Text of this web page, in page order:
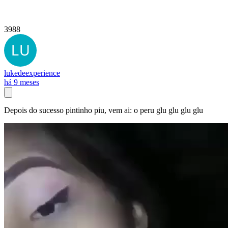
3988
lukedeexperience
há 9 meses
Depois do sucesso pintinho piu, vem ai: o peru glu glu glu glu